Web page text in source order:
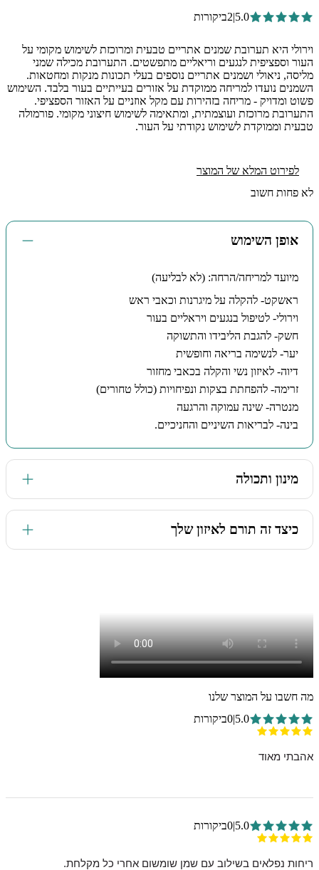
5.0
|
2ביקורות
וירולי היא תערובת שמנים אתריים טבעית ומרוכזת לשימוש מקומי על
העור וספציפית לנגעים וריאליים מתפשטים. התערובת מכילה שמני
מליסה, ניאולי ושמנים אתריים נוספים בעלי תכונות מנקות ומחטאות.
השמנים נועדו למריחה ממוקדת על אזורים בעייתיים בעור בלבד. השימוש
פשוט ומדויק - מריחה בזהירות עם מקל אוזניים על האזור הספציפי.
התערובת מרוכזת ועוצמתית, ומתאימה לשימוש חיצוני מקומי. פורמולה
טבעית וממוקדת לשימוש נקודתי על העור.
לפירוט המלא של המוצר
לא פחות חשוב
אופן השימוש
מיועד למריחה/הרחה: (לא לבליעה)
ראשקט- להקלה על מיגרנות וכאבי ראש
וירולי- לטיפול בנגעים ויראליים בעור
חשק- להגבת הליבידו והתשוקה
יער- לנשימה בריאה וחופשית
דיוה- לאיזון נשי והקלה בכאבי מחזור
זרימה- להפחתת בצקות ונפיחויות (כולל טחורים)
מנטרה- שינה עמוקה והרגעה
בינה- לבריאות השיניים והחניכיים.
מינון ותכולה
כיצד זה תורם לאיזון שלך
מה חשבו על המוצר שלנו
5.0
|
0ביקורות
אהבתי מאוד
5.0
|
0ביקורות
ריחות נפלאים בשילוב עם שמן שומשום אחרי כל מקלחת.